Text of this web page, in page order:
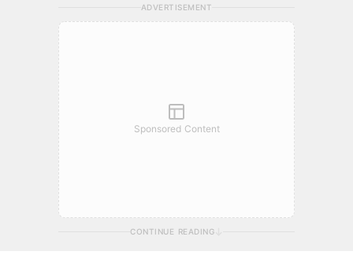
-《80後百萬富翁》、《財務自由行》、《50優質潛力股》、《股
票勝經》等，十多本財經書作者
-於網上分享投資心得，瀏覽量過百萬，為人氣博客，解答理財問
題20000條
-讀中學時已開始投資股票，逾20年投資經驗
-運用巴菲特的價值投資法買股，視買股票如買生意一樣
-過往10年的投資成績，逾過半數能獲利超過1倍以上
-淨流動資產逾數千萬
-成功獲取基本財務自由
ADVERTISEMENT
Sponsored Content
CONTINUE READING